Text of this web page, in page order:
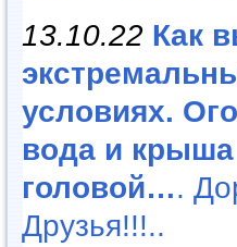
13.10.22 Как
условиях.
вода и
головой….
Друзья!!!..